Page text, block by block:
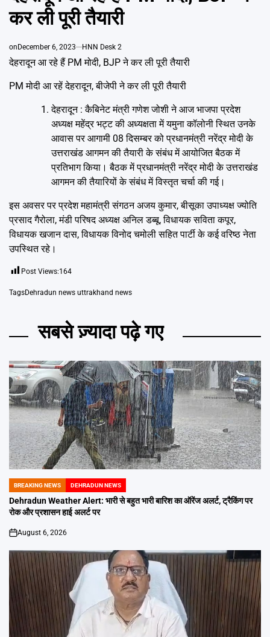
कर ली पूरी तैयारी
on December 6, 2023 HNN Desk 2
देहरादून आ रहे हैं PM मोदी, BJP ने कर ली पूरी तैयारी
PM मोदी आ रहें देहरादून, बीजेपी ने कर ली पूरी तैयारी
देहरादून : कैबिनेट मंत्री गणेश जोशी ने आज भाजपा प्रदेश
अध्यक्ष महेंद्र भट्ट की अध्यक्षता में यमुना कॉलोनी स्थित उनके
आवास पर आगामी 08 दिसम्बर को प्रधानमंत्री नरेंद्र मोदी के
उत्तराखंड आगमन की तैयारी के संबंध में आयोजित बैठक में
प्रतिभाग किया। बैठक में प्रधानमंत्री नरेंद्र मोदी के उत्तराखंड
आगमन की तैयारियों के संबंध में विस्तृत चर्चा की गई।
इस अवसर पर प्रदेश महामंत्री संगठन अजय कुमार, बीसूका उपाध्यक्ष ज्योति
प्रसाद गैरोला, मंडी परिषद अध्यक्ष अनिल डब्बू, विधायक सविता कपूर,
विधायक खजान दास, विधायक विनोद चमोली सहित पार्टी के कई वरिष्ठ नेता
उपस्थित रहे।
Post Views:164
TagsDehradun news uttrakhand news
सबसे ज़्यादा पढ़े गए
POSTED
IN
BREAKING NEWS DEHRADUN NEWS
Dehradun Weather Alert: भारी से बहुत भारी बारिश का ऑरेंज अलर्ट, ट्रैकिंग पर
रोक और प्रशासन हाई अलर्ट पर
on
August 6, 2026